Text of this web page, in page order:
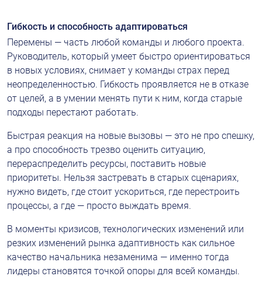
Гибкость и способность адаптироваться
Перемены — часть любой команды и любого проекта.
Руководитель, который умеет быстро ориентироваться
в новых условиях, снимает у команды страх перед
неопределенностью. Гибкость проявляется не в отказе
от целей, а в умении менять пути к ним, когда старые
подходы перестают работать.
Быстрая реакция на новые вызовы — это не про спешку,
а про способность трезво оценить ситуацию,
перераспределить ресурсы, поставить новые
приоритеты. Нельзя застревать в старых сценариях,
нужно видеть, где стоит ускориться, где перестроить
процессы, а где — просто выждать время.
В моменты кризисов, технологических изменений или
резких изменений рынка адаптивность как сильное
качество начальника незаменима — именно тогда
лидеры становятся точкой опоры для всей команды.